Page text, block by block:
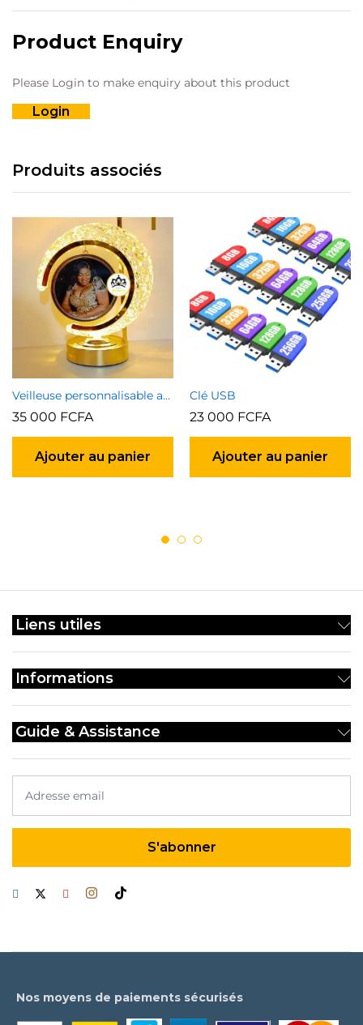
Product Enquiry
Please Login to make enquiry about this product
Login
Produits associés
Veilleuse personnalisable avec photo et texte (2faces)
35 000 FCFA
Ajouter au panier
Clé USB
23 000 FCFA
Ajouter au panier
Liens utiles
Informations
Guide & Assistance
Nos moyens de paiements sécurisés